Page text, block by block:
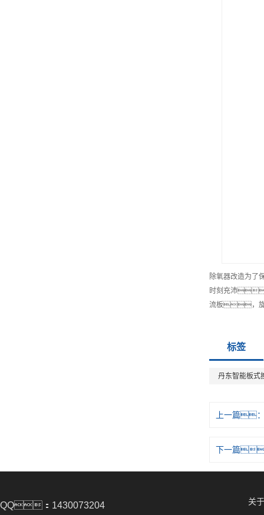
除氧器改造为了
时刻充沛
流板，
标签
丹东智能板式
上一篇
下一篇
QQ：1430073204 关